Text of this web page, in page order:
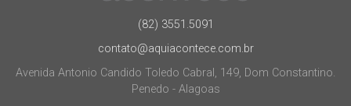
(82) 3551.5091
contato@aquiacontece.com.br
Avenida Antonio Candido Toledo Cabral, 149, Dom Constantino.
Penedo - Alagoas